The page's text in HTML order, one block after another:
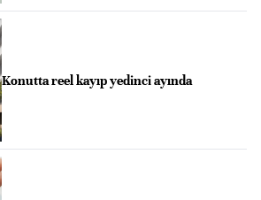
Konutta reel kayıp yedinci ayında